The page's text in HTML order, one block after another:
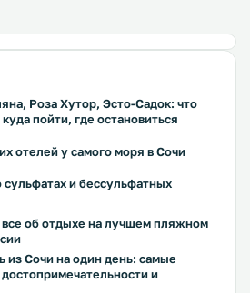
Роза Хутор, Эсто-Садок: что
пойти, где остановиться
отелей у самого моря в Сочи
сульфатах и бессульфатных
все об отдыхе на лучшем пляжном
из Сочи на один день: самые
и